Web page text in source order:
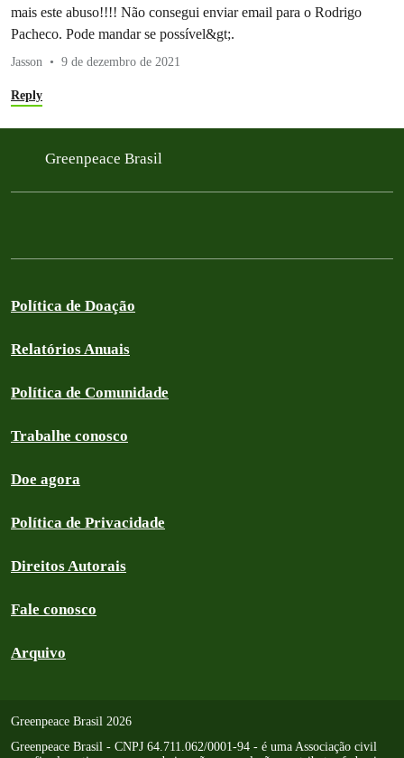
mais este abuso!!!! Não consegui enviar email para o Rodrigo
Pacheco. Pode mandar se possível&gt;.
Jasson 9 de dezembro de 2021
Reply
Greenpeace Brasil
Política de Doação
Relatórios Anuais
Política de Comunidade
Trabalhe conosco
Doe agora
Política de Privacidade
Direitos Autorais
Fale conosco
Arquivo
Greenpeace Brasil 2026
Greenpeace Brasil - CNPJ 64.711.062/0001-94 - é uma Associação civil